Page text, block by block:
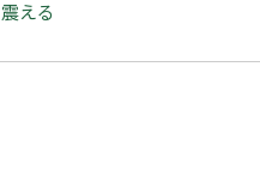
震える